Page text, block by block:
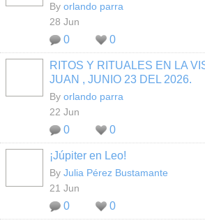
By orlando parra
28 Jun
0 0
RITOS Y RITUALES EN LA
JUAN , JUNIO 23 DEL 2026.
By orlando parra
22 Jun
0 0
¡Júpiter en Leo!
By Julia Pérez Bustamante
21 Jun
0 0